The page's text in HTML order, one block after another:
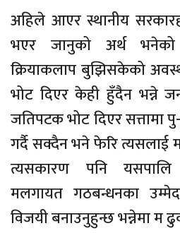
अहिले आएर स्थानीय
भएर जानुको अर्थ
क्रियाकलाप बुझिसकेको
भोट दिएर केही हुँदैन भन्ने
जतिपटक भोट दिएर सत्तामा
गर्दै सक्दैन भने फेरि त्यसलाई
त्यसकारण पनि
मलगायत गठबन्धनका
विजयी बनाउनुहुन्छ भन्नेमा म